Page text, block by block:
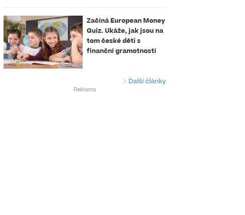
Začíná European Money
Quiz. Ukáže, jak jsou na
tom české děti s
finanční gramotností
Další články